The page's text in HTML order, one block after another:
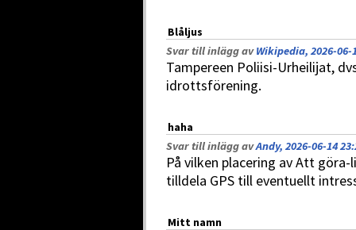
Blåljus
Svar till inlägg avWikipedia, 2026-06-
Tampereen Poliisi-Urheilijat,
idrottsförening.
haha
Svar till inlägg avAndy, 2026-06-14
På vilken placering av Att
tilldela GPS till eventuellt
Mitt namn